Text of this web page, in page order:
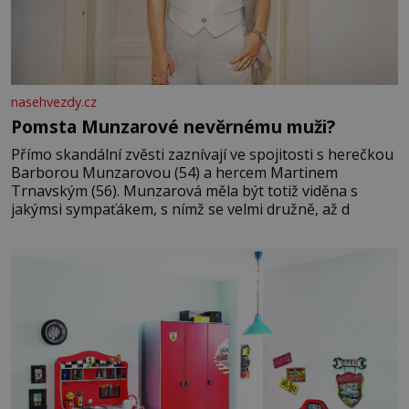
nasehvezdy.cz
Pomsta Munzarové nevěrnému muži?
Přímo skandální zvěsti zaznívají ve spojitosti s herečkou
Barborou Munzarovou (54) a hercem Martinem
Trnavským (56). Munzarová měla být totiž viděna s
jakýmsi sympaťákem, s nímž se velmi družně, až d